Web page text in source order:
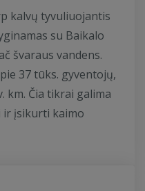
kalvų tyvuliuojantis
su Baikalo
švaraus vandens.
37 tūks. gyventojų,
km. Čia tikrai galima
ir įsikurti kaimo